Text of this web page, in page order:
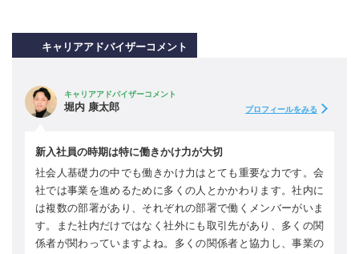
キャリアアドバイザーコメント
キャリアアドバイザーコメント
堀内 康太郎 プロフィールをみる
新入社員の時期は特に働きかけ力が大切
社会人基礎力の中でも働きかけ力はとても重要な力です。会
社では事業を進めるために多くの人とかかわります。社内に
は複数の部署があり、それぞれの部署で働くメンバーがいま
す。また社内だけではなく社外にも取引先があり、多くの関
係者が関わっていますよね。多くの関係者と協力し、事業の